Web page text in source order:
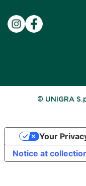
© UNIGRA
Notice at
Your